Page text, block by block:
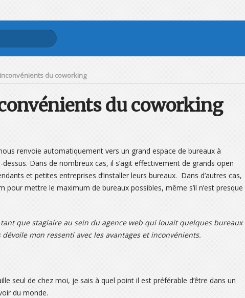
du coworking
du coworking
renvoie automatiquement vers un grand espace de bureaux à
Dans de nombreux cas, il s’agit effectivement de grands open
et petites entreprises d’installer leurs bureaux. Dans d’autres cas,
pour mettre le maximum de bureaux possibles, même s’il n’est presque
que stagiaire au sein du agence web qui louait quelques bureaux
mon ressenti avec les avantages et inconvénients.
seul de chez moi, je sais à quel point il est préférable d’être dans un
du monde.